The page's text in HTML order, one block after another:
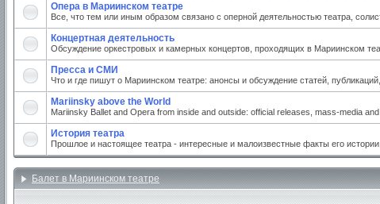
Опера в Мариинском театре
Все, что тем или иным образом связано с оперной деятельностью театра,
Концертная деятельность
Обсуждение оркестровых и камерных концертов, проходящих в Мариинском
Пресса и СМИ
Что и где пишут о Мариинском театре: анонсы и обсуждение статей,
Mariinsky above the World
Mariinsky Ballet and Opera from inside and outside: official releases, mass-media
История театра
Прошлое и настоящее театра - интересные и малоизвестные факты его
Балет в Мариинском театре